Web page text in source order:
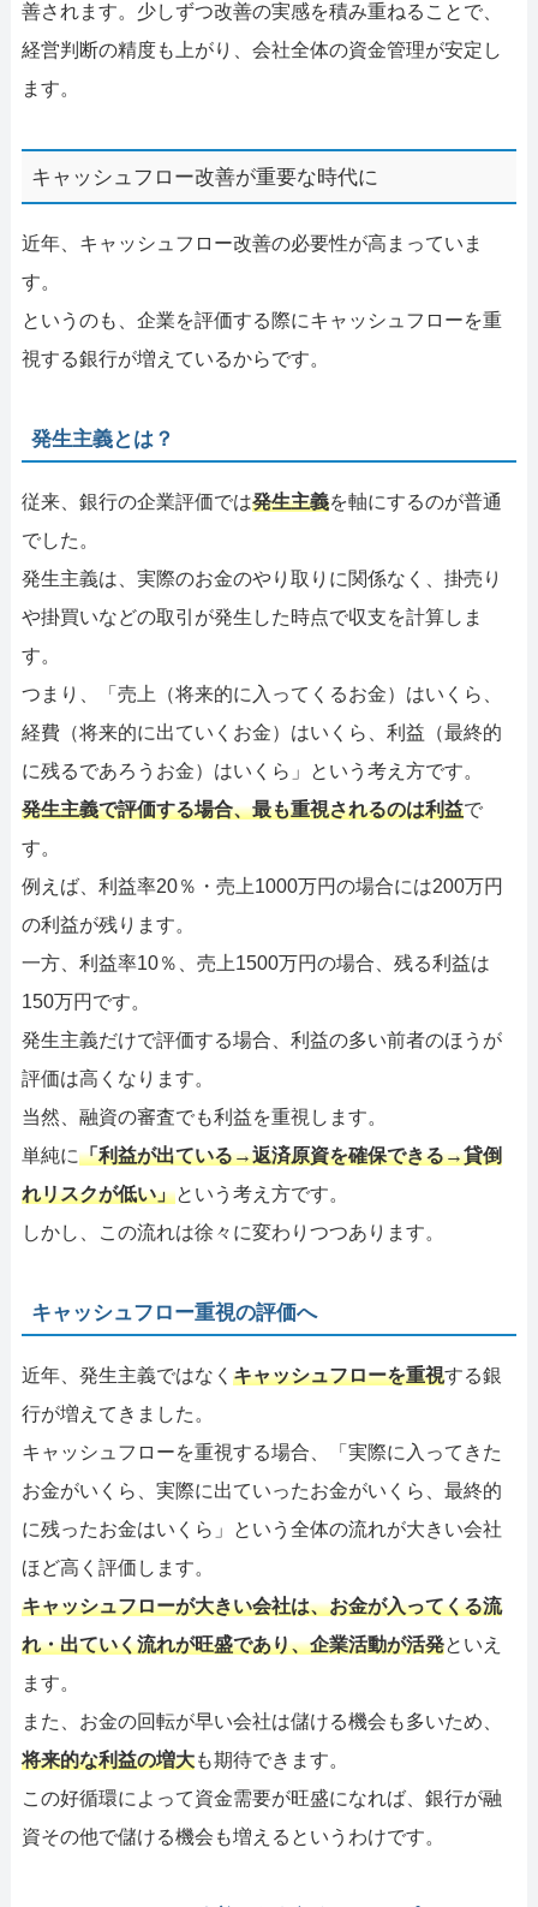
善されます。少しずつ改善の実感を積み重ねることで、
経営判断の精度も上がり、会社全体の資金管理が安定し
ます。
キャッシュフロー改善が重要な時代に
近年、キャッシュフロー改善の必要性が高まっていま
す。
というのも、企業を評価する際にキャッシュフローを重
視する銀行が増えているからです。
発生主義とは？
従来、銀行の企業評価では発生主義を軸にするのが普通
でした。
発生主義は、実際のお金のやり取りに関係なく、掛売り
や掛買いなどの取引が発生した時点で収支を計算しま
す。
つまり、「売上（将来的に入ってくるお金）はいくら、
経費（将来的に出ていくお金）はいくら、利益（最終的
に残るであろうお金）はいくら」という考え方です。
発生主義で評価する場合、最も重視されるのは利益で
す。
例えば、利益率20％・売上1000万円の場合には200万円
の利益が残ります。
一方、利益率10％、売上1500万円の場合、残る利益は
150万円です。
発生主義だけで評価する場合、利益の多い前者のほうが
評価は高くなります。
当然、融資の審査でも利益を重視します。
単純に「利益が出ている→返済原資を確保できる→貸倒
れリスクが低い」という考え方です。
しかし、この流れは徐々に変わりつつあります。
キャッシュフロー重視の評価へ
近年、発生主義ではなく キャッシュフローを重視する銀
行が増えてきました。
キャッシュフローを重視する場合、「実際に入ってきた
お金がいくら、実際に出ていったお金がいくら、最終的
に残ったお金はいくら」という全体の流れが大きい会社
ほど高く評価します。
キャッシュフローが大きい会社は、お金が入ってくる流
れ・出ていく流れが旺盛であり、企業活動が活発といえ
ます。
また、お金の回転が早い会社は儲ける機会も多いため、
将来的な利益の増大も期待できます。
この好循環によって資金需要が旺盛になれば、銀行が融
資その他で儲ける機会も増えるというわけです。